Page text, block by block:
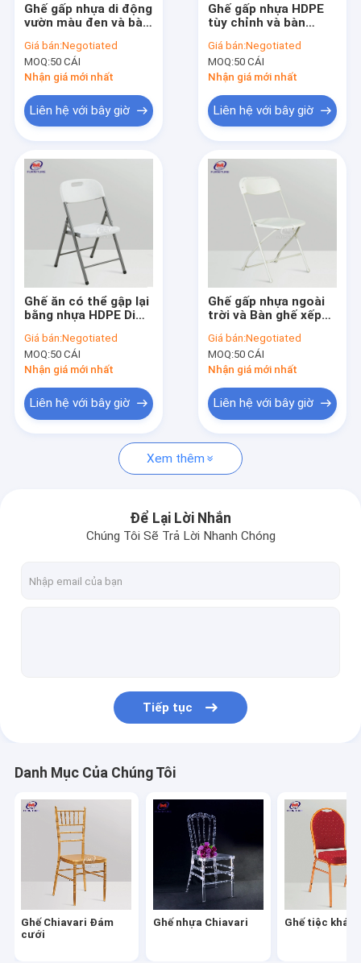
Các sản phẩm
Về chúng tôi
Tham quan nhà máy
Kiểm soát chất lượng
Yêu cầu báo giá
VR
Ghế Chiavari Đám cưới
Ghế tiệc khách sạn
Ghế nhà thờ có thể xếp chồng lên nhau
Ghế và bàn bằng thép không gỉ
Ghế nhựa sự kiện
Bảng acrylic trong suốt
Ghế ăn tiệc
Ghế gấp nhựa di động
vườn màu đen và bàn
Giá bán:Negotiated
MOQ:50 CÁI
Nhận giá mới nhất
Liên hệ với bây giờ
Ghế gấp nhựa HDPE
tùy chỉnh và bàn
Giá bán:Negotiated
MOQ:50 CÁI
Nhận giá mới nhất
Liên hệ với bây giờ
Ghế ăn có thể gập lại
bằng nhựa HDPE Di
Giá bán:Negotiated
MOQ:50 CÁI
Nhận giá mới nhất
Liên hệ với bây giờ
Ghế gấp nhựa ngoài
trời và Bàn ghế xếp
Giá bán:Negotiated
MOQ:50 CÁI
Nhận giá mới nhất
Liên hệ với bây giờ
Xem thêm
Để Lại Lời Nhắn
Chúng Tôi Sẽ Trả Lời Nhanh Chóng
Tiếp tục
Danh Mục Của Chúng Tôi
Ghế Chiavari Đám
cưới
Ghế nhựa Chiavari Ghế tiệc